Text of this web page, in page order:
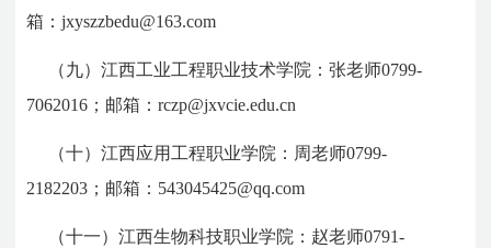
箱：jxyszzbedu@163.com
（九）江西工业工程职业技术学院：张老师0799-
7062016；邮箱：rczp@jxvcie.edu.cn
（十）江西应用工程职业学院：周老师0799-
2182203；邮箱：543045425@qq.com
（十一）江西生物科技职业学院：赵老师0791-